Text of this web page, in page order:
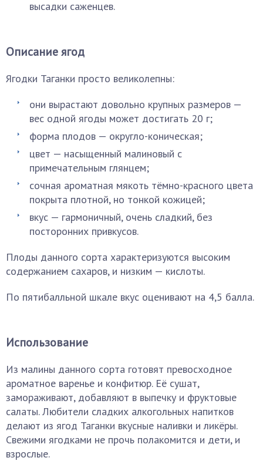
высадки саженцев.
Описание ягод
Ягодки Таганки просто великолепны:
они вырастают довольно крупных размеров —
вес одной ягоды может достигать 20 г;
форма плодов — округло-коническая;
цвет — насыщенный малиновый с
примечательным глянцем;
сочная ароматная мякоть тёмно-красного цвета
покрыта плотной, но тонкой кожицей;
вкус — гармоничный, очень сладкий, без
посторонних привкусов.
Плоды данного сорта характеризуются высоким
содержанием сахаров, и низким — кислоты.
По пятибалльной шкале вкус оценивают на 4,5 балла.
Использование
Из малины данного сорта готовят превосходное
ароматное варенье и конфитюр. Её сушат,
замораживают, добавляют в выпечку и фруктовые
салаты. Любители сладких алкогольных напитков
делают из ягод Таганки вкусные наливки и ликёры.
Свежими ягодками не прочь полакомится и дети, и
взрослые.